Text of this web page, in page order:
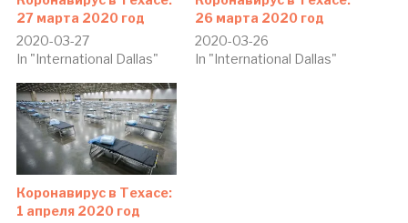
27 марта 2020 год
2020-03-27
In "International Dallas"
26 марта 2020 год
2020-03-26
In "International Dallas"
Коронавирус в Техасе:
1 апреля 2020 год